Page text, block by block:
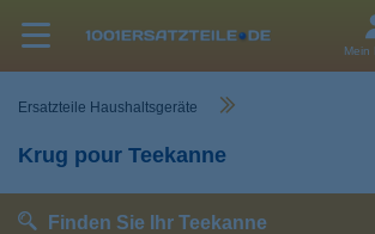
Mein
Ersatzteile Haushaltsgeräte
Krug pour Teekanne
Finden Sie Ihr Teekanne